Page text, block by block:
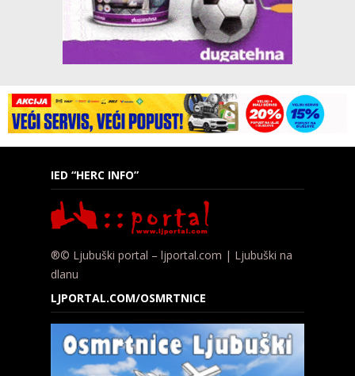
IED “HERC INFO”
®© Ljubuški portal – ljportal.com | Ljubuški na
dlanu
LJPORTAL.COM/OSMRTNICE